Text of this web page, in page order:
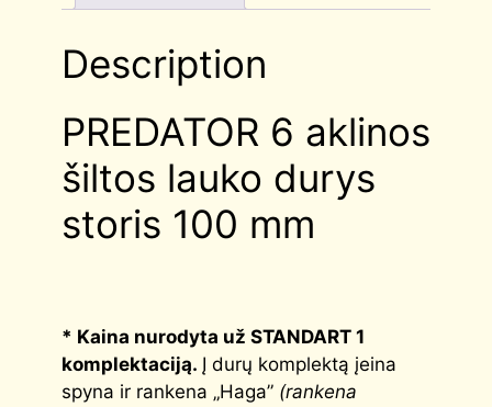
Description
PREDATOR 6 aklinos
šiltos lauko durys
storis 100 mm
* Kaina nurodyta už STANDART 1
komplektaciją. Į durų komplektą įeina
spyna ir rankena „Haga” (rankena